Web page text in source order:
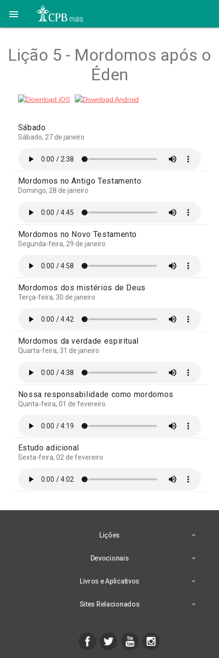

Lição 5 - Mordomos após o
Éden
Sábado
Sábado, 27 de janeiro
Mordomos no Antigo Testamento
Domingo, 28 de janeiro
Mordomos no Novo Testamento
Segunda-feira, 29 de janeiro
Mordomos dos mistérios de Deus
Terça-feira, 30 de janeiro
Mordomos da verdade espiritual
Quarta-feira, 31 de janeiro
Nossa responsabilidade como mordomos
Quinta-feira, 01 de fevereiro
Estudo adicional
Sexta-feira, 02 de fevereiro
Lições
Devocionais
Livros e Aplicativos
Sites Relacionados